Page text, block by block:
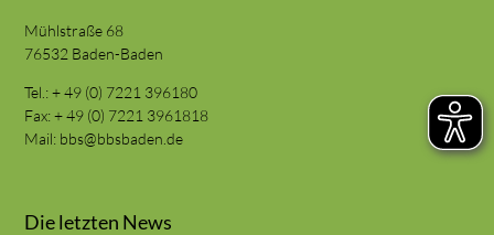
Mühlstraße 68
76532 Baden-Baden
Tel.: + 49 (0) 7221 396180
Fax: + 49 (0) 7221 3961818
Mail: bbs@bbsbaden.de
Die letzten News